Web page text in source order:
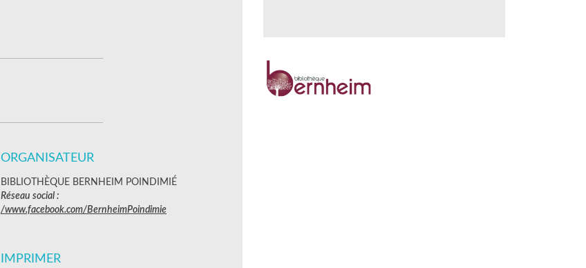
ORGANISATEUR
BIBLIOTHÈQUE BERNHEIM POINDIMIÉ
Réseau social :
/www.facebook.com/BernheimPoindimie
IMPRIMER